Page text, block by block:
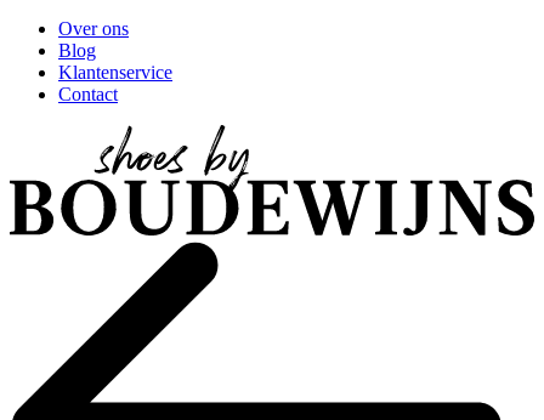
Over ons
Blog
Klantenservice
Contact